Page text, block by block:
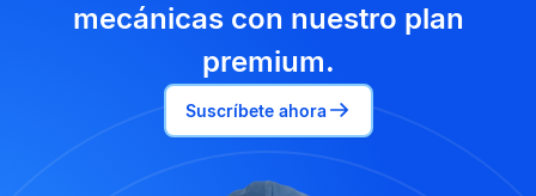
mecánicas con nuestro plan
premium.
Suscríbete ahora